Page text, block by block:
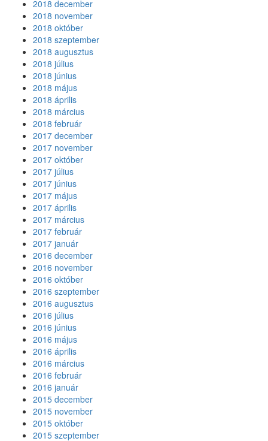
2018 december
2018 november
2018 október
2018 szeptember
2018 augusztus
2018 július
2018 június
2018 május
2018 április
2018 március
2018 február
2017 december
2017 november
2017 október
2017 július
2017 június
2017 május
2017 április
2017 március
2017 február
2017 január
2016 december
2016 november
2016 október
2016 szeptember
2016 augusztus
2016 július
2016 június
2016 május
2016 április
2016 március
2016 február
2016 január
2015 december
2015 november
2015 október
2015 szeptember